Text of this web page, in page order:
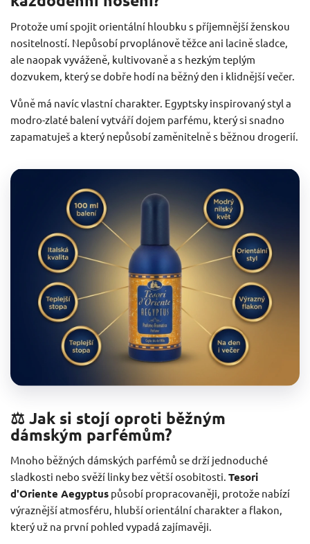
Protože umí spojit orientální hloubku s příjemnější ženskou
nositelností. Nepůsobí prvoplánově těžce ani lacině sladce,
ale naopak vyváženě, kultivovaně a s hezkým teplým
dozvukem, který se dobře hodí na běžný den i klidnější večer.
Vůně má navíc vlastní charakter. Egyptsky inspirovaný styl a
modro-zlaté balení vytváří dojem parfému, který si snadno
zapamatuješ a který nepůsobí zaměnitelně s běžnou drogerií.
⚖️ Jak si stojí oproti běžným
dámským parfémům?
Mnoho běžných dámských parfémů se drží jednoduché
sladkosti nebo svěží linky bez větší osobitosti. Tesori
d'Oriente Aegyptus působí propracovaněji, protože nabízí
výraznější atmosféru, hlubší orientální charakter a flakon,
který už na první pohled vypadá zajímavěji.